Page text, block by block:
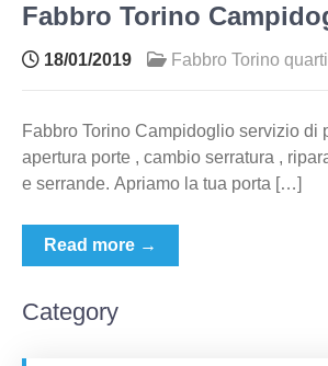
Fabbro Torino
18/01/2019 Fabbro Torino
Fabbro Torino Campidoglio servizio di
apertura porte , cambio serratura ,
e serrande. Apriamo la tua porta […]
Read more →
Category